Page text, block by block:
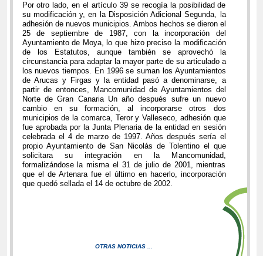
Por otro lado, en el artículo 39 se recogía la posibilidad de
su modificación y, en la Disposición Adicional Segunda, la
adhesión de nuevos municipios. Ambos hechos se dieron el
25 de septiembre de 1987, con la incorporación del
Ayuntamiento de Moya, lo que hizo preciso la modificación
de los Estatutos, aunque también se aprovechó la
circunstancia para adaptar la mayor parte de su articulado a
los nuevos tiempos. En 1996 se suman los Ayuntamientos
de Arucas y Firgas y la entidad pasó a denominarse, a
partir de entonces, Mancomunidad de Ayuntamientos del
Norte de Gran Canaria Un año después sufre un nuevo
cambio en su formación, al incorporarse otros dos
municipios de la comarca, Teror y Valleseco, adhesión que
fue aprobada por la Junta Plenaria de la entidad en sesión
celebrada el 4 de marzo de 1997. Años después sería el
propio Ayuntamiento de San Nicolás de Tolentino el que
solicitara su integración en la Mancomunidad,
formalizándose la misma el 31 de julio de 2001, mientras
que el de Artenara fue el último en hacerlo, incorporación
que quedó sellada el 14 de octubre de 2002.
OTRAS NOTICIAS ...